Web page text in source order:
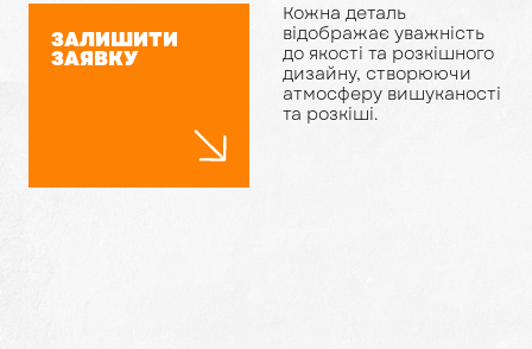
ЗАЛИШИТИ
ЗАЯВКУ
Кожна деталь
відображає уважність
до якості та розкішного
дизайну, створюючи
атмосферу вишуканості
та розкіші.